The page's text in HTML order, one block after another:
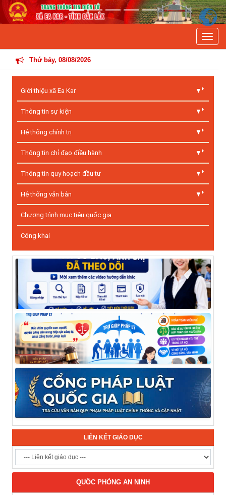
Thứ bảy, 08/08/2026
Giới thiệu xã Ea Kar
Thông tin sự kiện
Hệ thống chính trị
Thông tin chỉ đạo điều hành
Thông tin quy hoạch đầu tư
Hệ thống văn bản
Chương trình mục tiêu quốc gia
Công khai
LIÊN KẾT GIÁO DỤC
QUỐC PHÒNG AN NINH